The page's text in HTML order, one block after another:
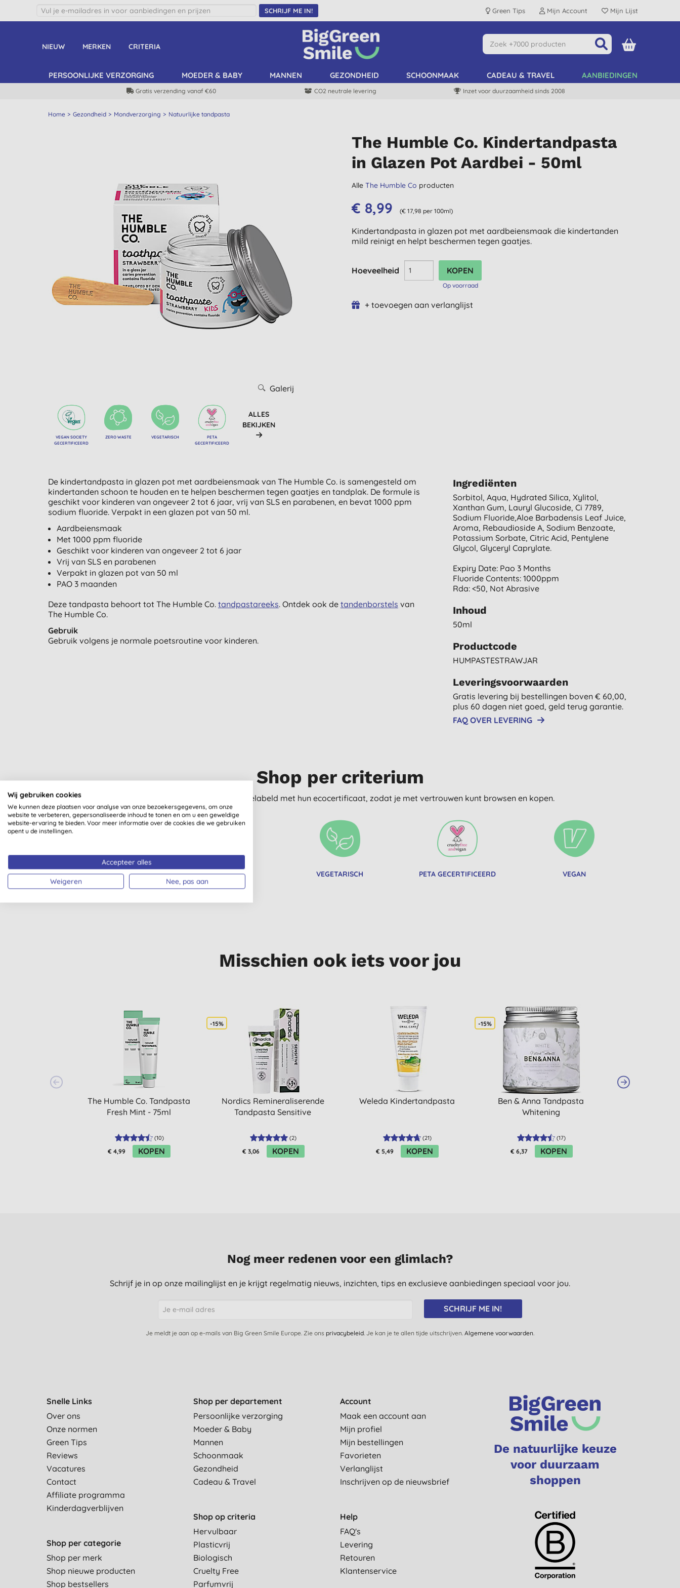
SCHRIJF ME IN! Green Tips Mijn Account Mijn Lijst
NIEUW MERKEN CRITERIA
PERSOONLIJKE VERZORGING MOEDER & BABY MANNEN GEZONDHEID SCHOONMAAK CADEAU & TRAVEL AANBIEDINGEN
Gratis verzending vanaf €60 CO2 neutrale levering Inzet voor duurzaamheid sinds 2008
Home Gezondheid Mondverzorging Natuurlijke tandpasta
Galerij
VEGAN SOCIETY
GECERTIFICEERD
ZERO WASTE VEGETARISCH
PETA
GECERTIFICEERD
ALLES
BEKIJKEN
The Humble Co. Kindertandpasta
in Glazen Pot Aardbei - 50ml
AlleThe Humble Co producten
€ 8,99 (€ 17,98 per 100ml)
Kindertandpasta in glazen pot met aardbeiensmaak die kindertanden
mild reinigt en helpt beschermen tegen gaatjes.
Hoeveelheid
Op voorraad
+ toevoegen aan verlanglijst
De kindertandpasta in glazen pot met aardbeiensmaak van The Humble Co. is samengesteld om
kindertanden schoon te houden en te helpen beschermen tegen gaatjes en tandplak. De formule is
geschikt voor kinderen van ongeveer 2 tot 6 jaar, vrij van SLS en parabenen, en bevat 1000 ppm
sodium fluoride. Verpakt in een glazen pot van 50 ml.
Aardbeiensmaak
Met 1000 ppm fluoride
Geschikt voor kinderen van ongeveer 2 tot 6 jaar
Vrij van SLS en parabenen
Verpakt in glazen pot van 50 ml
PAO 3 maanden
Deze tandpasta behoort tot The Humble Co. tandpastareeks. Ontdek ook de tandenborstels van
The Humble Co.
Gebruik
Gebruik volgens je normale poetsroutine voor kinderen.
Ingrediënten
Sorbitol, Aqua, Hydrated Silica, Xylitol,
Xanthan Gum, Lauryl Glucoside, Ci 7789,
Sodium Fluoride,aloe Barbadensis Leaf Juice,
Aroma, Rebaudioside A, Sodium Benzoate,
Potassium Sorbate, Citric Acid, Pentylene
Glycol, Glyceryl Caprylate.
Expiry Date: Pao 3 Months
Fluoride Contents: 1000ppm
Rda: <50, Not Abrasive
Inhoud
50ml
Productcode
HUMPASTESTRAWJAR
Leveringsvoorwaarden
Gratis levering bij bestellingen boven € 60,00,
plus 60 dagen niet goed, geld terug garantie.
FAQ OVER LEVERING
Shop per criterium
Al onze producten zijn duidelijk gelabeld met hun ecocertificaat, zodat je met vertrouwen kunt browsen en kopen.
VEGAN SOCIETY
GECERTIFICEERD
ZERO WASTE VEGETARISCH PETA GECERTIFICEERD VEGAN
Misschien ook iets voor jou
The Humble Co. Tandpasta
Fresh Mint - 75ml
(10)
€ 4,99 KOPEN
-15%
Nordics Remineraliserende
Tandpasta Sensitive
(2)
€ 3,06 KOPEN
Weleda Kindertandpasta
(21)
€ 5,49 KOPEN
-15%
Ben & Anna Tandpasta
Whitening
(17)
€ 6,37 KOPEN
Nog meer redenen voor een glimlach?
Schrijf je in op onze mailinglijst en je krijgt regelmatig nieuws, inzichten, tips en exclusieve aanbiedingen speciaal voor jou.
SCHRIJF ME IN!
Je meldt je aan op e-mails van Big Green Smile Europe. Zie ons privacybeleid. Je kan je te allen tijde uitschrijven. Algemene voorwaarden.
Snelle Links
Over ons
Onze normen
Green Tips
Reviews
Vacatures
Contact
Affiliate programma
Kinderdagverblijven
Shop per categorie
Shop per merk
Shop nieuwe producten
Shop bestsellers
Shop per departement
Persoonlijke verzorging
Moeder & Baby
Mannen
Schoonmaak
Gezondheid
Cadeau & Travel
Shop op criteria
Hervulbaar
Plasticvrij
Biologisch
Cruelty Free
Parfumvrij
Account
Maak een account aan
Mijn profiel
Mijn bestellingen
Favorieten
Verlanglijst
Inschrijven op de nieuwsbrief
Help
FAQ's
Levering
Retouren
Klantenservice
De natuurlijke keuze
voor duurzaam
shoppen
Wij gebruiken cookies
We kunnen deze plaatsen voor analyse van onze bezoekersgegevens, om onze
website te verbeteren, gepersonaliseerde inhoud te tonen en om u een geweldige
website-ervaring te bieden. Voor meer informatie over de cookies die we gebruiken
opent u de instellingen.
Accepteer alles
Weigeren Nee, pas aan